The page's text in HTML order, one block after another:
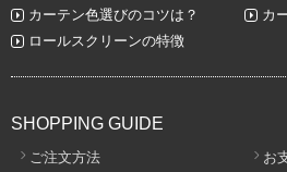
カーテン色選びのコツは？
カ
ロールスクリーンの特徴
SHOPPING GUIDE
ご注文方法 お